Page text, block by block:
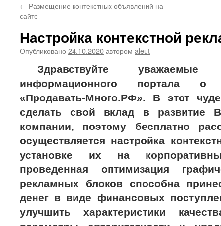
← Размещение контекстных объявлений на
сайте
Настройка контекстной
Опубликовано 24.10.2020автором aleut
___Здравствуйте
информационного портала о
«Продавать-Много.РФ». В этот
сделать свой вклад в развитие
компании, поэтому бесплатно
осуществляется настройка
установке их на
проведенная оптимизация
рекламных блоков способна
денег в виде финансовых
улучшить характеристики